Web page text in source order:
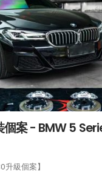
個案 - BMW 5
升級個案】